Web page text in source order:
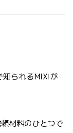
知られるMIXIが
材料のひとつで